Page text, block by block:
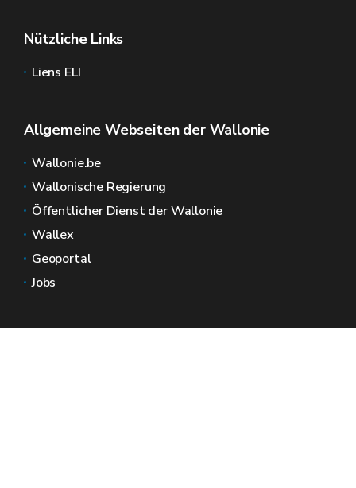
Nützliche Links
Liens ELI
Allgemeine Webseiten der Wallonie
Wallonie.be
Wallonische Regierung
Öffentlicher Dienst der Wallonie
Wallex
Geoportal
Jobs